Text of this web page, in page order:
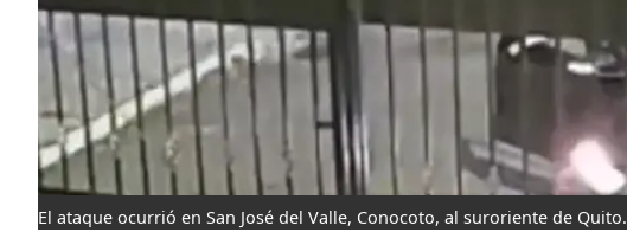
El ataque ocurrió en San José del Valle, Conocoto, al suroriente de Quito.